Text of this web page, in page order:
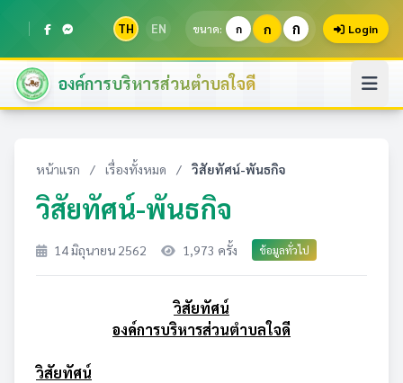
TH EN ขนาด: ก ก ก Login
องค์การบริหารส่วนตำบลใจดี
หน้าแรก / เรื่องทั้งหมด / วิสัยทัศน์-พันธกิจ
วิสัยทัศน์-พันธกิจ
14 มิถุนายน 2562 1,973 ครั้ง ข้อมูลทั่วไป
วิสัยทัศน์
องค์การบริหารส่วนตำบลใจดี
วิสัยทัศน์